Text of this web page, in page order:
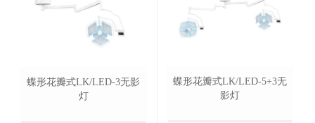
蝶形花瓣式LK/LED-3无影
灯
蝶形花瓣式LK/LED-5+3无
影灯